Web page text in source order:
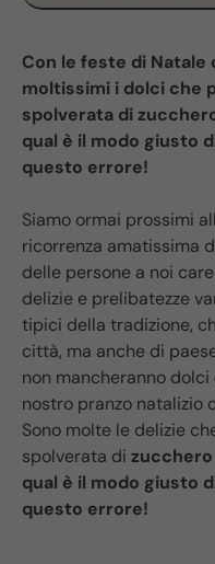
Con le feste di Natale
moltissimi i dolci che
spolverata di
qual è il modo giusto
questo errore!
Siamo ormai prossimi
ricorrenza amatissima
delle persone a noi
delizie e prelibatezze
tipici della tradizione,
città, ma anche di
non mancheranno
nostro pranzo natalizio
Sono molte le delizie
spolverata di
qual è il modo giusto
questo errore!